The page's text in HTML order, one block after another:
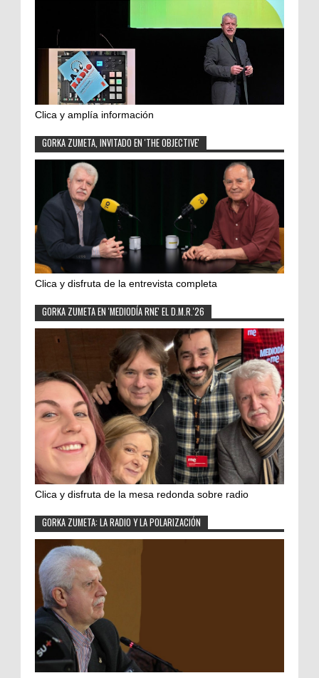
Clica y amplía información
GORKA ZUMETA, INVITADO EN 'THE OBJECTIVE'
Clica y disfruta de la entrevista completa
GORKA ZUMETA EN 'MEDIODÍA RNE' EL D.M.R.'26
Clica y disfruta de la mesa redonda sobre radio
GORKA ZUMETA: LA RADIO Y LA POLARIZACIÓN